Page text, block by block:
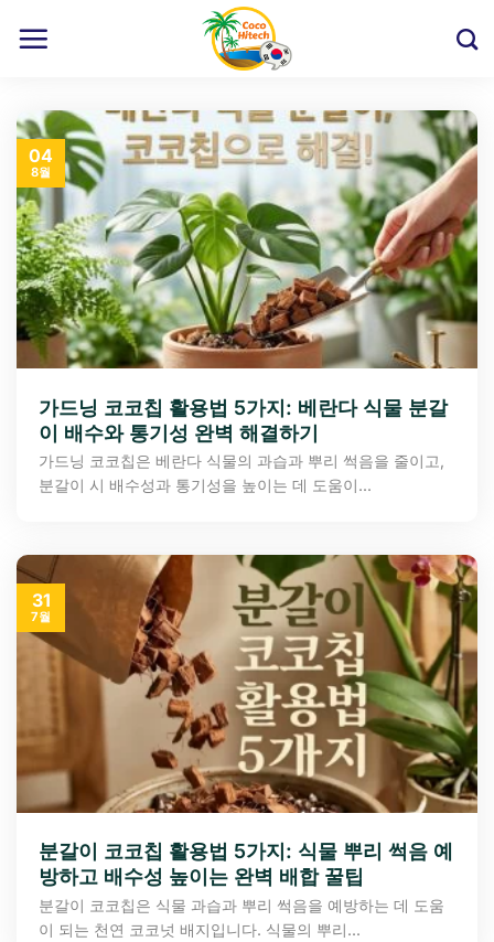
가드닝 코코칩 활용법 5가지: 베란다 식물 분갈
이 배수와 통기성 완벽 해결하기
가드닝 코코칩은 베란다 식물의 과습과 뿌리 썩음을 줄이고,
분갈이 시 배수성과 통기성을 높이는 데 도움이...
04
8월
분갈이 코코칩 활용법 5가지: 식물 뿌리 썩음 예
방하고 배수성 높이는 완벽 배합 꿀팁
분갈이 코코칩은 식물 과습과 뿌리 썩음을 예방하는 데 도움
이 되는 천연 코코넛 배지입니다. 식물의 뿌리...
31
7월